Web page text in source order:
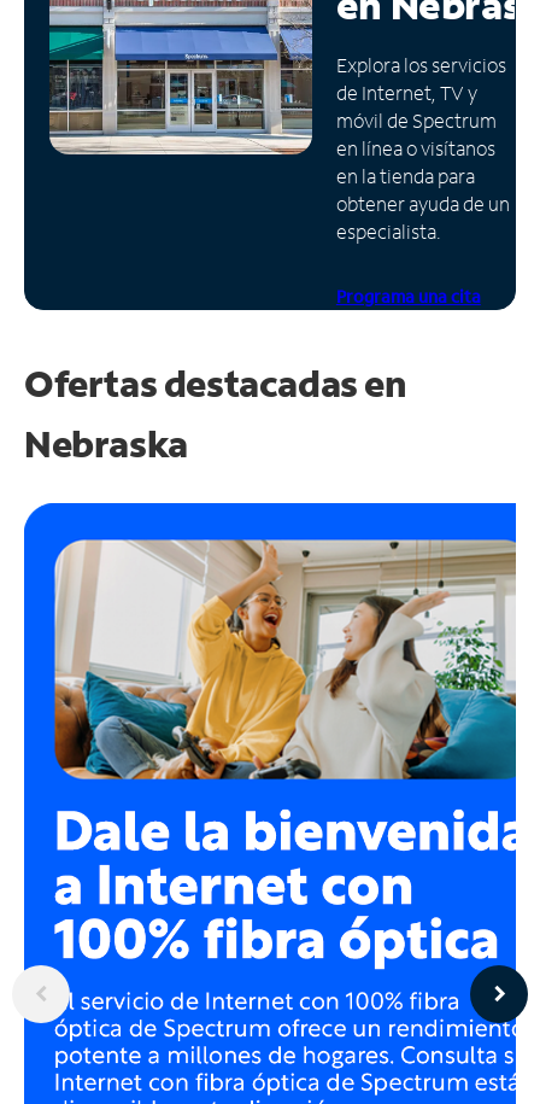
Administrar
cuenta
Encuentra
una
tienda
Explora los servicios
de Internet, TV y
móvil de Spectrum
en línea o visítanos
en la tienda para
obtener ayuda de un
especialista.
Programa una cita
Ofertas destacadas en
Nebraska